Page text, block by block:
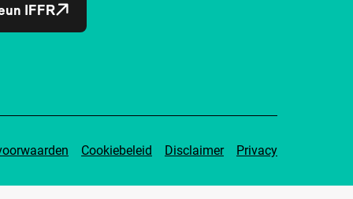
IFFR
Cookiebeleid Disclaimer Privacy